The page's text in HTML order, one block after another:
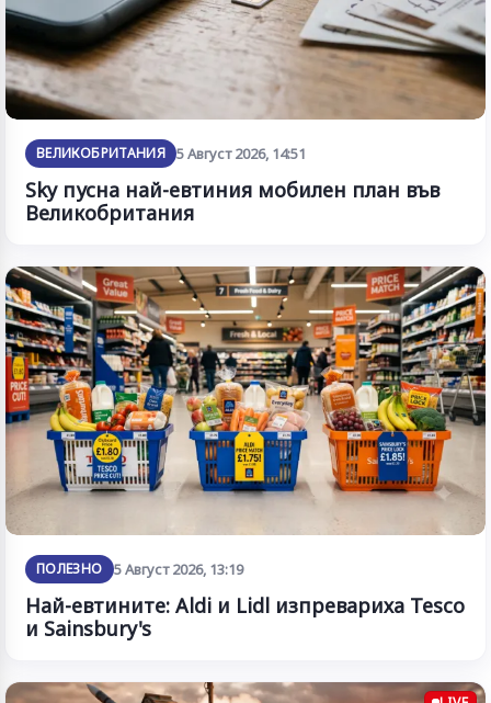
ВЕЛИКОБРИТАНИЯ 5 Август 2026, 14:51
Sky пусна най-евтиния мобилен план във
Великобритания
ПОЛЕЗНО 5 Август 2026, 13:19
Най-евтините: Aldi и Lidl изпревариха Tesco
и Sainsbury's